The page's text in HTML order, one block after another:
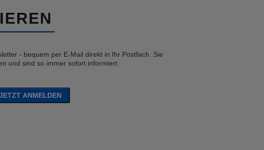
- bequem per E-Mail direkt in Ihr Postfach. Sie
und sind so immer sofort informiert.
ANMELDEN